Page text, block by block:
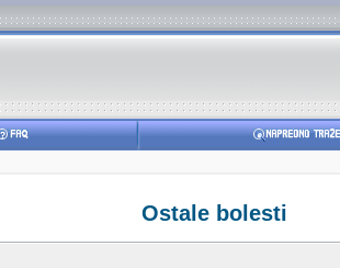
Ostale bolesti